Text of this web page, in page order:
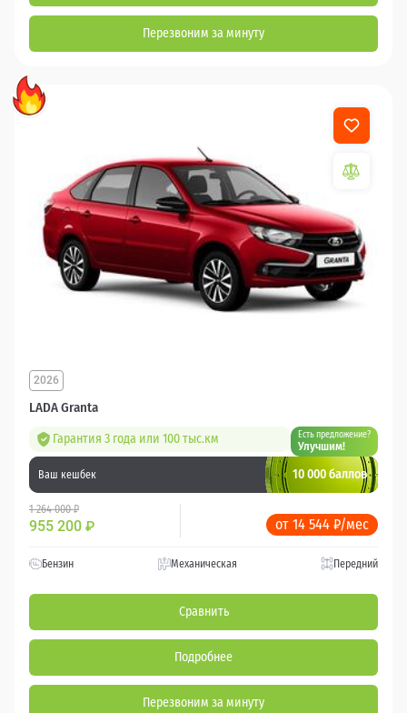
Перезвоним за минуту
LADA Granta
2026
Гарантия 3 года или 100 тыс.км Есть предложение?
Улучшим!
Ваш кешбек 10 000 баллов
1 264 000 ₽
955 200 ₽ от 14 544 ₽/мес
Бензин Механическая Передний
Сравнить
Подробнее
Перезвоним за минуту